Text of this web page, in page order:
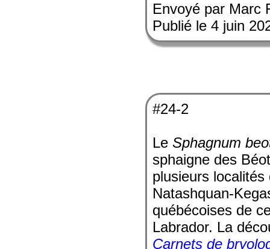
Envoyé par Marc
Publié le 4 juin
#24-2
LeSphagnum
sphaigne des
plusieurs
Natashquan-
québécoises de
Labrador. La
Carnets de